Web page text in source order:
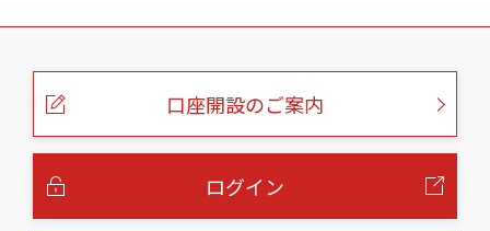
こ
口座開設のご案内
ログイン